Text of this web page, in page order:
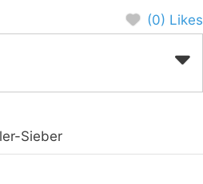
(0) Likes
Sieber